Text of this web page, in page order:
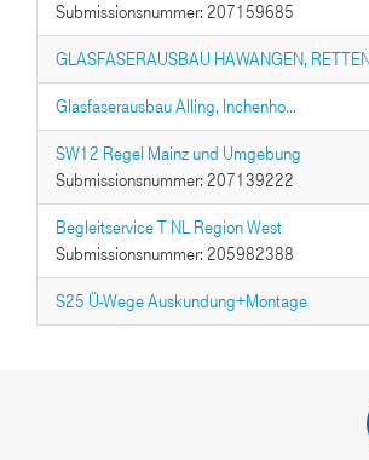
Submissionsnummer: 207159685
GLASFASERAUSBAU HAWANGEN,
Glasfaserausbau Alling, Inchenho...
SW12 Regel Mainz und Umgebung
Submissionsnummer: 207139222
Begleitservice T NL Region West
Submissionsnummer: 205982388
S25 Ü-Wege Auskundung+Montage